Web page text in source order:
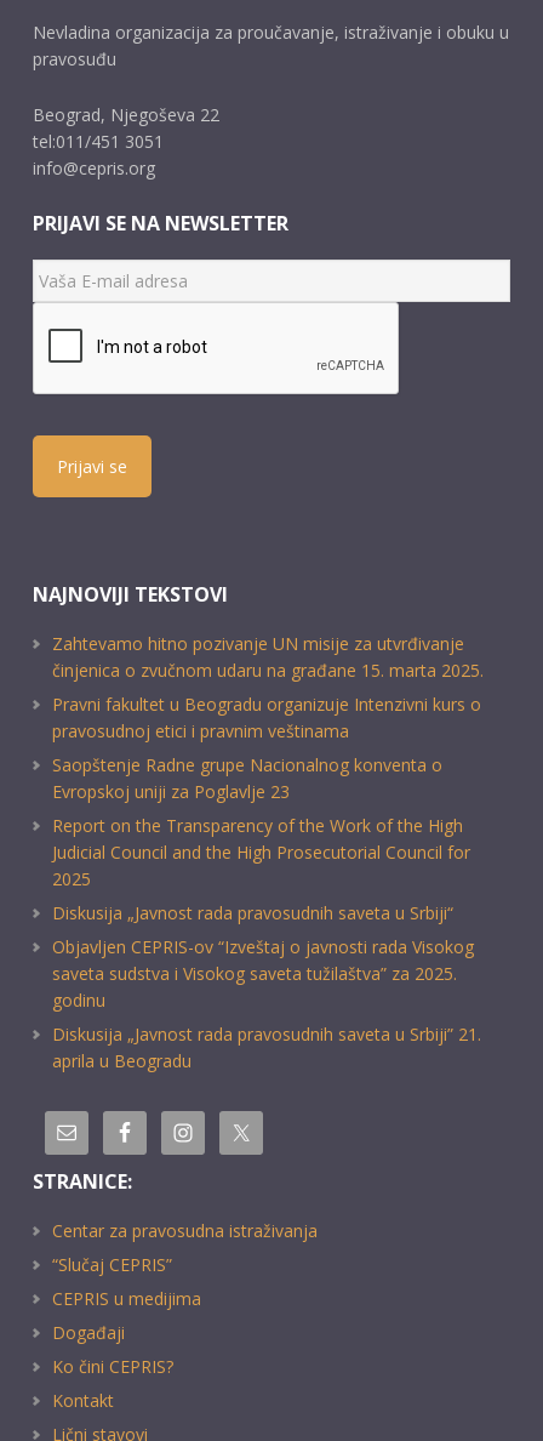
Nevladina organizacija za proučavanje, istraživanje i obuku u
pravosuđu
Beograd, Njegoševa 22
tel:011/451 3051
info@cepris.org
PRIJAVI SE NA NEWSLETTER
Prijavi se
NAJNOVIJI TEKSTOVI
Zahtevamo hitno pozivanje UN misije za utvrđivanje
činjenica o zvučnom udaru na građane 15. marta 2025.
Pravni fakultet u Beogradu organizuje Intenzivni kurs o
pravosudnoj etici i pravnim veštinama
Saopštenje Radne grupe Nacionalnog konventa o
Evropskoj uniji za Poglavlje 23
Report on the Transparency of the Work of the High
Judicial Council and the High Prosecutorial Council for
2025
Diskusija „Javnost rada pravosudnih saveta u Srbiji“
Objavljen CEPRIS-ov “Izveštaj o javnosti rada Visokog
saveta sudstva i Visokog saveta tužilaštva” za 2025.
godinu
Diskusija „Javnost rada pravosudnih saveta u Srbiji” 21.
aprila u Beogradu
STRANICE:
Centar za pravosudna istraživanja
“Slučaj CEPRIS”
CEPRIS u medijima
Događaji
Ko čini CEPRIS?
Kontakt
Lični stavovi